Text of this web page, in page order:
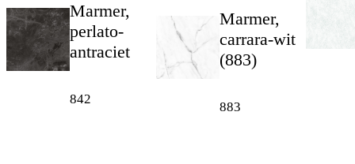
Marmer,
perlato-
antraciet
842
Marmer,
carrara-wit
(883)
883